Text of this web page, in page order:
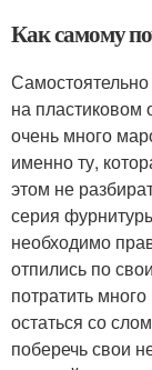
Как самому
на пластиковом
очень много
именно ту,
этом не
серия
необходимо
отпились по
потратить
остаться со
поберечь свои